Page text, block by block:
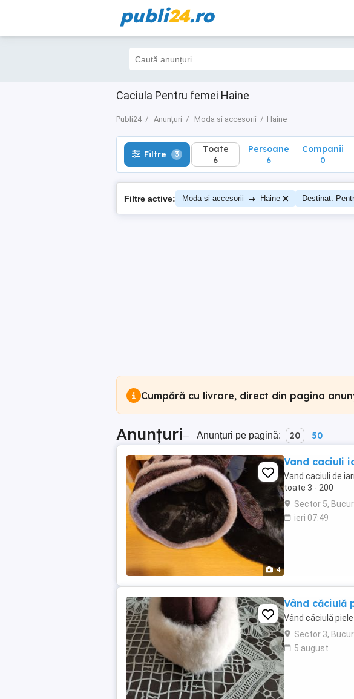
publi24.ro
Caciula Pentru femei Haine
Publi24 Anunțuri Moda si accesorii Haine
Filtre 3 Toate
6
Filtre 3 Toate
6
Persoane
6
Companii
0
Filtre active: Moda si accesorii → Haine Destinat:
Cumpără cu livrare, direct din pagina
Anunțuri– Anunțuri pe pagină: 20 50
4
Vand caciuli
Vand caciuli de
toate 3 - 200
Sector 5,
ieri 07:49
Vând căciulă
Vând căciulă
Sector 3,
5 august